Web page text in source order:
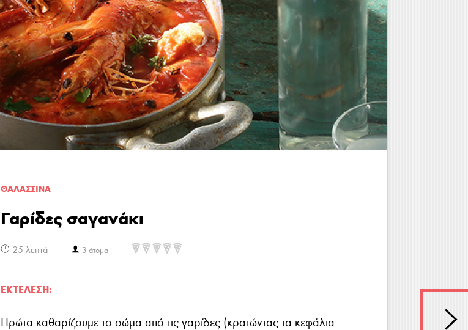
ΘΑΛΑΣΣΙΝA
Γαρίδες σαγανάκι
25 λεπτά 3 άτομα
ΕΚΤΈΛΕΣΗ:
Πρώτα καθαρίζουμε το σώμα από τις γαρίδες (κρατώντας τα κεφάλια